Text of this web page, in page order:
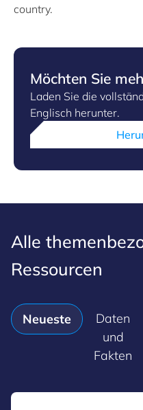
country.
Möchten Sie
Laden Sie die
Englisch herunter.
Alle
Ressourcen
Neueste
Daten
und
Fakten